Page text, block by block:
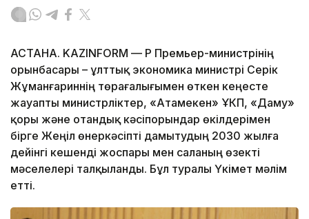
АСТАНА. KAZINFORM — ҚР Премьер-министрінің
орынбасары – ұлттық экономика министрі Серік
Жұманғариннің төрағалығымен өткен кеңесте
жауапты министрліктер, «Атамекен» ҰКП, «Даму»
қоры және отандық кәсіпорындар өкілдерімен
бірге Жеңіл өнеркәсіпті дамытудың 2030 жылға
дейінгі кешенді жоспары мен саланың өзекті
мәселелері талқыланды. Бұл туралы Үкімет мәлім
етті.